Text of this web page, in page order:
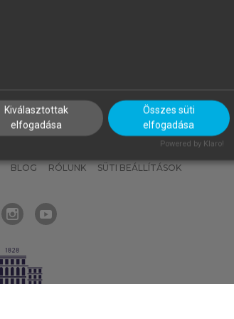
MI – ÁLTALÁNOS IRÁNYELVEK
BLOG RÓLUNK SÜTI BEÁLLÍTÁSOK
Kiválasztottak
elfogadása
Összes süti
elfogadása
Powered by Klaro!